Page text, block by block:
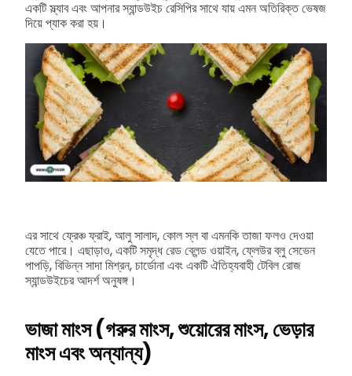
একটি স্ল্যাব এবং আপনার স্যান্ডউইচ রেসিপির সাথে যায় এমন অতিরিক্ত ভেষজ
দিয়ে প্যাক করা হয়।
এর সাথে ফ্রেঞ্চ ফ্রাই, আলু সালাদ, কোল স্ল বা এমনকি তাজা ফলও দেওয়া
যেতে পারে। এছাড়াও, একটি সমৃদ্ধ রেড ব্লেন্ড ওয়াইন, ফ্লেউর ব্লু সেভেন
পাপড়ি, বিভিন্ন সাদা মিশ্রন, চার্ডোনা এবং একটি ঐতিহ্যবাহী টেবিল রোজ
স্যান্ডউইচের আদর্শ অনুষঙ্গ।
ভাজা মাংস (গরুর মাংস, শুয়োরের মাংস, ভেড়ার
মাংস এবং অন্যান্য)